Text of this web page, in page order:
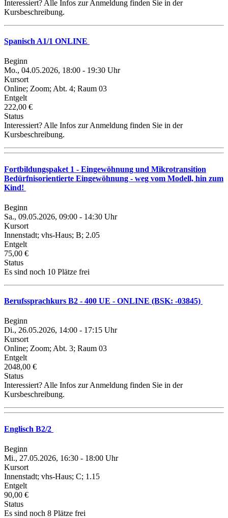
Interessiert? Alle Infos zur Anmeldung finden Sie in der
Kursbeschreibung.
Spanisch A1/1 ONLINE
Beginn
Mo., 04.05.2026, 18:00 - 19:30 Uhr
Kursort
Online; Zoom; Abt. 4; Raum 03
Entgelt
222,00 €
Status
Interessiert? Alle Infos zur Anmeldung finden Sie in der
Kursbeschreibung.
Fortbildungspaket 1 - Eingewöhnung und Mikrotransition
Bedürfnisorientierte Eingewöhnung - weg vom Modell, hin zum
Kind!
Beginn
Sa., 09.05.2026, 09:00 - 14:30 Uhr
Kursort
Innenstadt; vhs-Haus; B; 2.05
Entgelt
75,00 €
Status
Es sind noch 10 Plätze frei
Berufssprachkurs B2 - 400 UE - ONLINE (BSK: -03845)
Beginn
Di., 26.05.2026, 14:00 - 17:15 Uhr
Kursort
Online; Zoom; Abt. 3; Raum 03
Entgelt
2048,00 €
Status
Interessiert? Alle Infos zur Anmeldung finden Sie in der
Kursbeschreibung.
Englisch B2/2
Beginn
Mi., 27.05.2026, 16:30 - 18:00 Uhr
Kursort
Innenstadt; vhs-Haus; C; 1.15
Entgelt
90,00 €
Status
Es sind noch 8 Plätze frei